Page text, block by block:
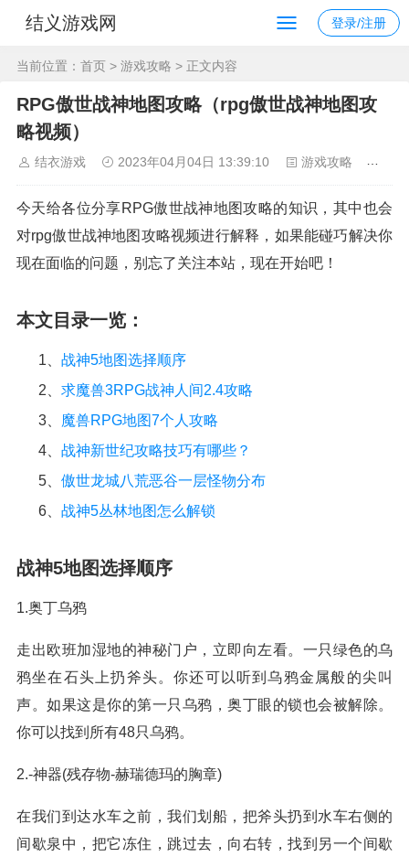
结义游戏网 登录/注册
当前位置： 首页 > 游戏攻略 > 正文内容
RPG傲世战神地图攻略（rpg傲世战神地图攻
略视频）
结衣游戏 2023年04月04日 13:39:10 游戏攻略
今天给各位分享RPG傲世战神地图攻略的知识，其中也会
对rpg傲世战神地图攻略视频进行解释，如果能碰巧解决你
现在面临的问题，别忘了关注本站，现在开始吧！
本文目录一览：
1、 战神5地图选择顺序
2、 求魔兽3RPG战神人间2.4攻略
3、 魔兽RPG地图7个人攻略
4、 战神新世纪攻略技巧有哪些？
5、 傲世龙城八荒恶谷一层怪物分布
6、 战神5丛林地图怎么解锁
战神5地图选择顺序
1.奥丁乌鸦
走出欧班加湿地的神秘门户，立即向左看。一只绿色的乌
鸦坐在石头上扔斧头。你还可以听到乌鸦金属般的尖叫
声。如果这是你的第一只乌鸦，奥丁眼的锁也会被解除。
你可以找到所有48只乌鸦。
2.-神器(残存物-赫瑞德玛的胸章)
在我们到达水车之前，我们划船，把斧头扔到水车右侧的
间歇泉中，把它冻住，跳过去，向右转，找到另一个间歇